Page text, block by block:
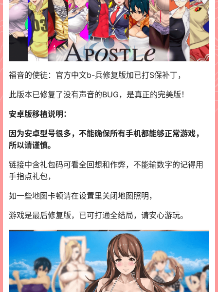
福音的使徒：官方中文b-兵修复版加已打S保补丁，
此版本已修复了没有声音的BUG，是真正的完美版！
安卓版移植说明：
因为安卓型号很多，不能确保所有手机都能够正常游戏，
所以请谨慎。
链接中含礼包码可看全回想和作弊，不能输数字的记得用
手指点礼包，
如一些地图卡顿请在设置里关闭地图照明，
游戏是最后修复版，已可打通全结局，请安心游玩。